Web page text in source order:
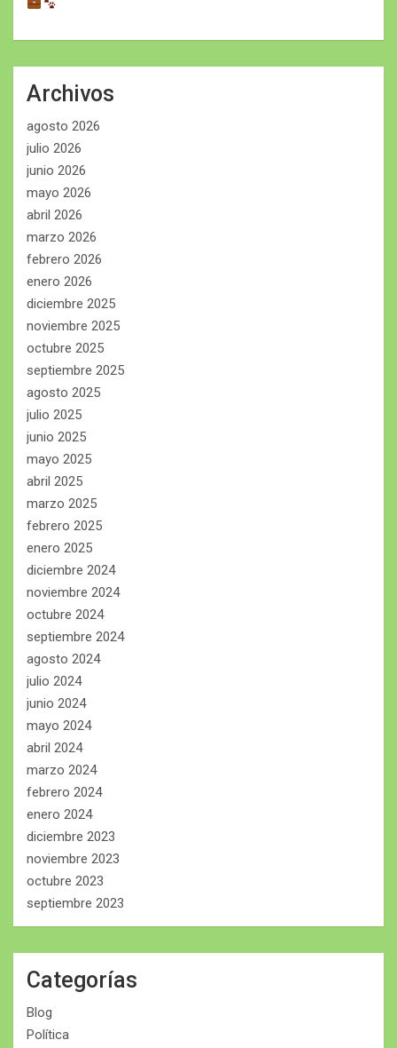
Archivos
agosto 2026
julio 2026
junio 2026
mayo 2026
abril 2026
marzo 2026
febrero 2026
enero 2026
diciembre 2025
noviembre 2025
octubre 2025
septiembre 2025
agosto 2025
julio 2025
junio 2025
mayo 2025
abril 2025
marzo 2025
febrero 2025
enero 2025
diciembre 2024
noviembre 2024
octubre 2024
septiembre 2024
agosto 2024
julio 2024
junio 2024
mayo 2024
abril 2024
marzo 2024
febrero 2024
enero 2024
diciembre 2023
noviembre 2023
octubre 2023
septiembre 2023
Categorías
Blog
Política